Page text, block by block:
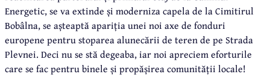
Energetic, se va extinde și moderniza capela de la Cimitirul
Bobâlna, se așteaptă apariția unei noi axe de fonduri
europene pentru stoparea alunecării de teren de pe Strada
Plevnei. Deci nu se stă degeaba, iar noi apreciem eforturile
care se fac pentru binele și propășirea comunității locale!